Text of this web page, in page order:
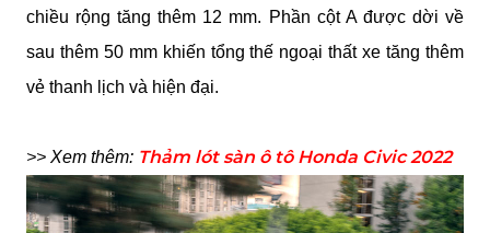
chiều rộng tăng thêm 12 mm. Phần cột A được dời về
sau thêm 50 mm khiến tổng thế ngoại thất xe tăng thêm
vẻ thanh lịch và hiện đại.
>> Xem thêm: Thảm lót sàn ô tô Honda Civic 2022